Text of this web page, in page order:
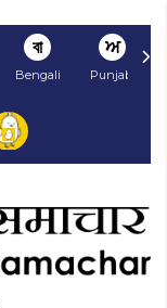
বা
Bengali
ਅ
Punjabi